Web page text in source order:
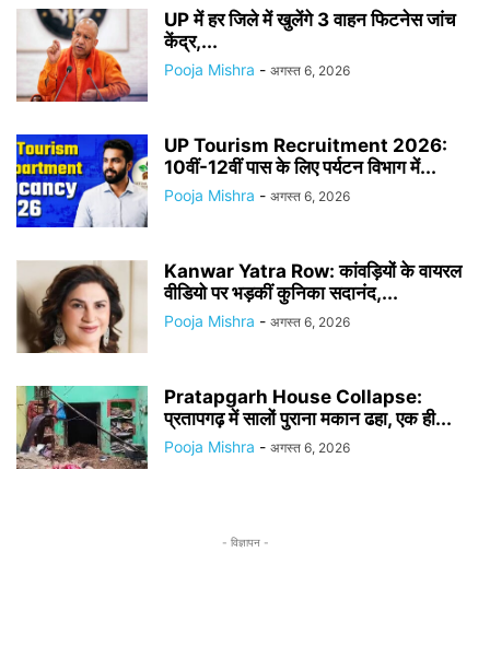
UP में हर जिले में खुलेंगे 3 वाहन फिटनेस जांच
केंद्र,...
Pooja Mishra - अगस्त 6, 2026
UP Tourism Recruitment 2026:
10वीं-12वीं पास के लिए पर्यटन विभाग में...
Pooja Mishra - अगस्त 6, 2026
Kanwar Yatra Row: कांवड़ियों के वायरल
वीडियो पर भड़कीं कुनिका सदानंद,...
Pooja Mishra - अगस्त 6, 2026
Pratapgarh House Collapse:
प्रतापगढ़ में सालों पुराना मकान ढहा, एक ही...
Pooja Mishra - अगस्त 6, 2026
- विज्ञापन -